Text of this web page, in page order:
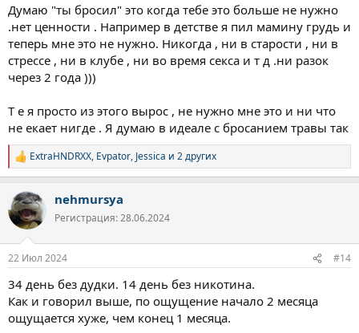
Думаю "ты бросил" это когда тебе это больше не нужно
.нет ценности . Например в детстве я пил мамину грудь и
теперь мне это не нужно. Никогда , ни в старости , ни в
стрессе , ни в клубе , ни во время секса и т д .ни разок
через 2 года )))
Т е я просто из этого вырос , не нужно мне это и ни что
не екает нигде . Я думаю в идеале с бросанием травы так
Р
е
к
ц
и
ExtraHNDRXX, Evpator, Jessica и 2 других
nehmursya
Регистрация: 28.06.2024
22 Июл 2024 #14
34 день без дудки. 14 день без никотина.
Как и говорил выше, по ощущение начало 2 месяца
ощущается хуже, чем конец 1 месяца.